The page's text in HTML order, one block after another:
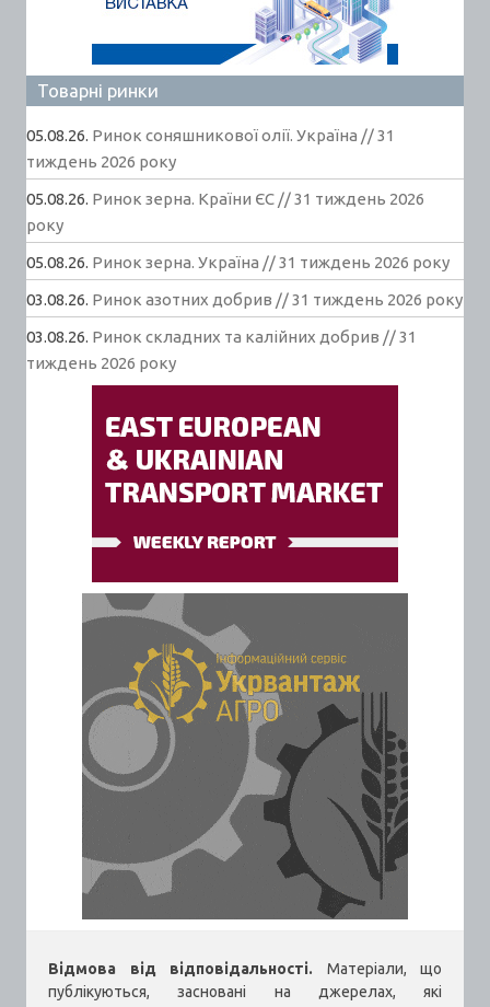
Товарні ринки
05.08.26. Ринок соняшникової олії. Україна // 31
тиждень 2026 року
05.08.26. Ринок зерна. Країни ЄС // 31 тиждень 2026
року
05.08.26. Ринок зерна. Україна // 31 тиждень 2026 року
03.08.26. Ринок азотних добрив // 31 тиждень 2026 року
03.08.26. Ринок складних та калійних добрив // 31
тиждень 2026 року
Відмова від відповідальності. Матеріали, що
публікуються, засновані на джерелах, які